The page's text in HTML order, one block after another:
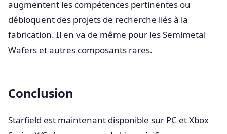
augmentent les compétences pertinentes ou
débloquent des projets de recherche liés à la
fabrication. Il en va de même pour les Semimetal
Wafers et autres composants rares.
Conclusion
Starfield est maintenant disponible sur PC et Xbox